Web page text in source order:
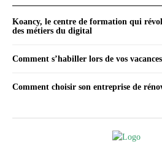
Koancy, le centre de formation qui
des métiers du digital
Comment s’habiller lors de vos
Comment choisir son entreprise de